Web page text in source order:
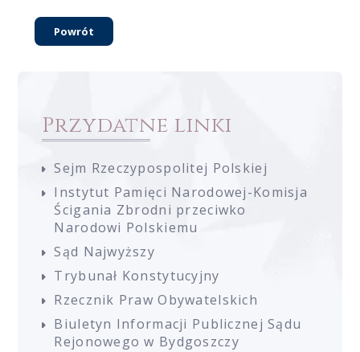
Powrót
Przydatne linki
Sejm Rzeczypospolitej Polskiej
Instytut Pamięci Narodowej-Komisja
Ścigania Zbrodni przeciwko
Narodowi Polskiemu
Sąd Najwyższy
Trybunał Konstytucyjny
Rzecznik Praw Obywatelskich
Biuletyn Informacji Publicznej Sądu
Rejonowego w Bydgoszczy